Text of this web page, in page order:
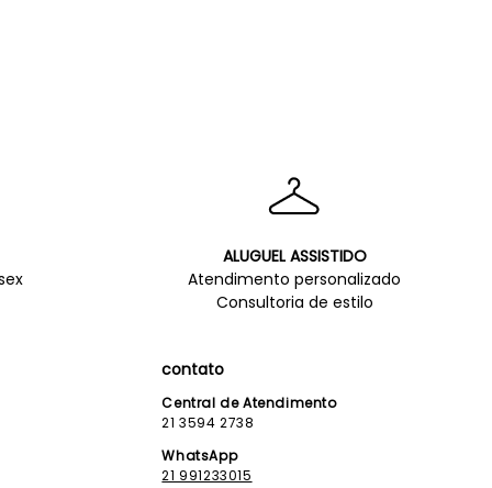
ALUGUEL ASSISTIDO
Atendimento personalizado
Consultoria de estilo
contato
Central de Atendimento
21 3594 2738
WhatsApp
21 991233015